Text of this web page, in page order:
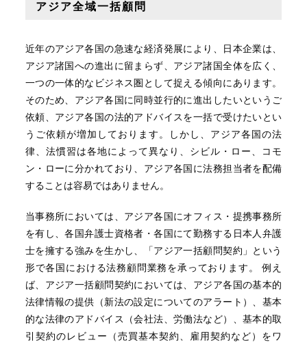
アジア全域一括顧問
近年のアジア各国の急速な経済発展により、日本企業は、
アジア諸国への進出に留まらず、アジア諸国全体を広く、
一つの一体的なビジネス圏として捉える傾向にあります。
そのため、アジア各国に同時並行的に進出したいというご
依頼、アジア各国の法的アドバイスを一括で受けたいとい
うご依頼が増加しております。しかし、アジア各国の法
律、法慣習は各地によって異なり、シビル・ロー、コモ
ン・ローに分かれており、アジア各国に法務担当者を配備
することは容易ではありません。
当事務所においては、アジア各国にオフィス・提携事務所
を有し、各国弁護士資格者・各国にて勤務する日本人弁護
士を擁する強みを生かし、「アジア一括顧問契約」という
形で各国における法務顧問業務を承っております。 例え
ば、アジア一括顧問契約においては、アジア各国の基本的
法律情報の提供（新法の設定についてのアラート）、基本
的な法律のアドバイス（会社法、労働法など）、基本的取
引契約のレビュー（売買基本契約、雇用契約など）をワ